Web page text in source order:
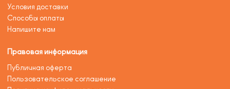
Условия доставки
Способы оплаты
Напишите нам
Правовая информация
Публичная оферта
Пользовательское соглашение